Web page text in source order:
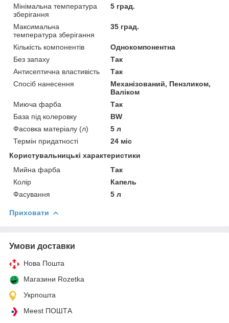
Мінімальна температура
зберігання
5 град.
Максимальна
температура зберігання
35 град.
Кількість компонентів
Однокомпонентна
Без запаху
Так
Антисептична властивість
Так
Спосіб нанесення
Механізований, Пензликом,
Валіком
Миюча фарба
Так
База під колеровку
BW
Фасовка матеріалу (л)
5 л
Термін придатності
24 міс
Користувальницькі характеристики
Мийна фарба
Так
Колір
Капель
Фасування
5 л
Приховати
Умови доставки
Нова Пошта
Магазини Rozetka
Укрпошта
Meest ПОШТА